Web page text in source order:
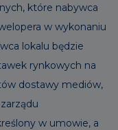
które nabywca
w wykonaniu
lokalu będzie
rynkowych na
dostawy mediów,
w umowie, a